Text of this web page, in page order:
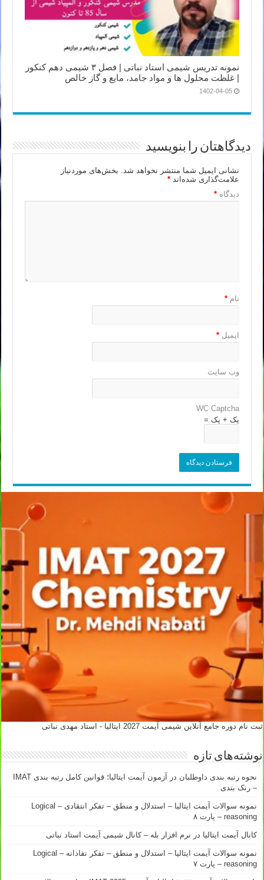
نمونه تدریس شیمی استاد نباتی | فصل ۳ شیمی دهم کنکور
| غلظت محلول ها و مواد جامد، مایع و گاز خالص
1402-04-05
دیدگاهتان را بنویسید
نشانی ایمیل شما منتشر نخواهد شد.
بخش‌های موردنیاز
علامت‌گذاری شده‌اند*
دیدگاه*
نام*
ایمیل*
وب‌ سایت
WC Captcha
یک + یک =
ثبت نام دوره جامع آنلاین شیمی آیمت 2027 ایتالیا - استاد مهدی نباتی
نوشته‌های تازه
نحوه رتبه بندی داوطلبان در آزمون آیمت ایتالیا؛ قوانین کامل رتبه بندی IMAT
– رنک بندی
نمونه سوالات آیمت ایتالیا – استدلال و منطق – تفکر انتقادی – Logical
reasoning – پارت ۸
کانال آیمت ایتالیا در نرم افزار بله – کانال شیمی آیمت استاد نباتی
نمونه سوالات آیمت ایتالیا – استدلال و منطق – تفکر نقادانه – Logical
reasoning – پارت ۷